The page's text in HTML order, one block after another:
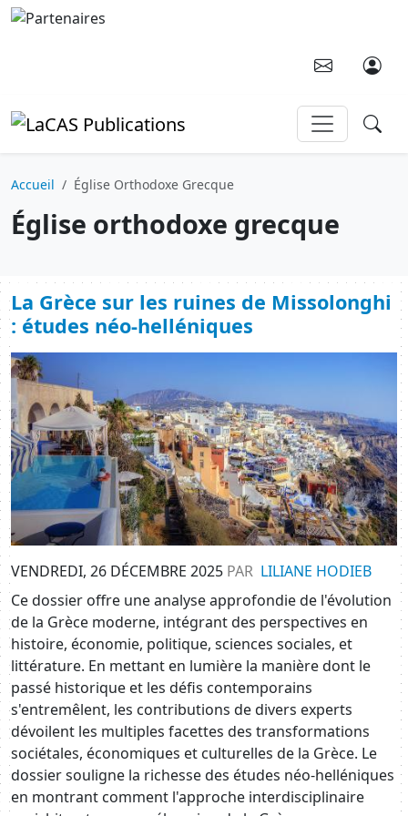
Aller au contenu principal
Accueil Église Orthodoxe Grecque
Église orthodoxe grecque
La Grèce sur les ruines de Missolonghi
: études néo-helléniques
Image
VENDREDI, 26 DÉCEMBRE 2025 PAR LILIANE HODIEB
Ce dossier offre une analyse approfondie de l'évolution
de la Grèce moderne, intégrant des perspectives en
histoire, économie, politique, sciences sociales, et
littérature. En mettant en lumière la manière dont le
passé historique et les défis contemporains
s'entremêlent, les contributions de divers experts
dévoilent les multiples facettes des transformations
sociétales, économiques et culturelles de la Grèce. Le
dossier souligne la richesse des études néo-helléniques
en montrant comment l'approche interdisciplinaire